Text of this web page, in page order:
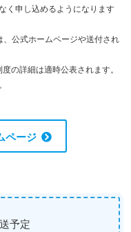
く申し込めるようになります
公式ホームページや送付され
の詳細は適時公表されます。
ページ
予定